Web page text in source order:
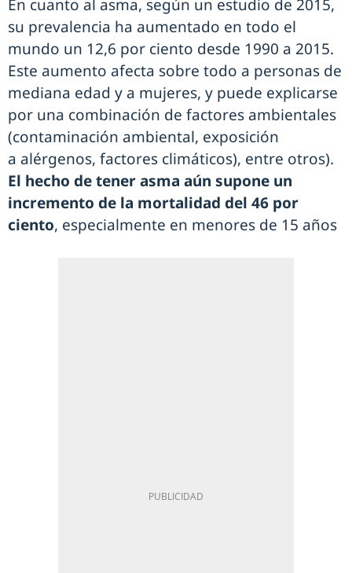
En cuanto al asma, según un estudio de 2015,
su prevalencia ha aumentado en todo el
mundo un 12,6 por ciento desde 1990 a 2015.
Este aumento afecta sobre todo a personas de
mediana edad y a mujeres, y puede explicarse
por una combinación de factores ambientales
(contaminación ambiental, exposición
a alérgenos, factores climáticos), entre otros).
El hecho de tener asma aún supone un
incremento de la mortalidad del 46 por
ciento, especialmente en menores de 15 años